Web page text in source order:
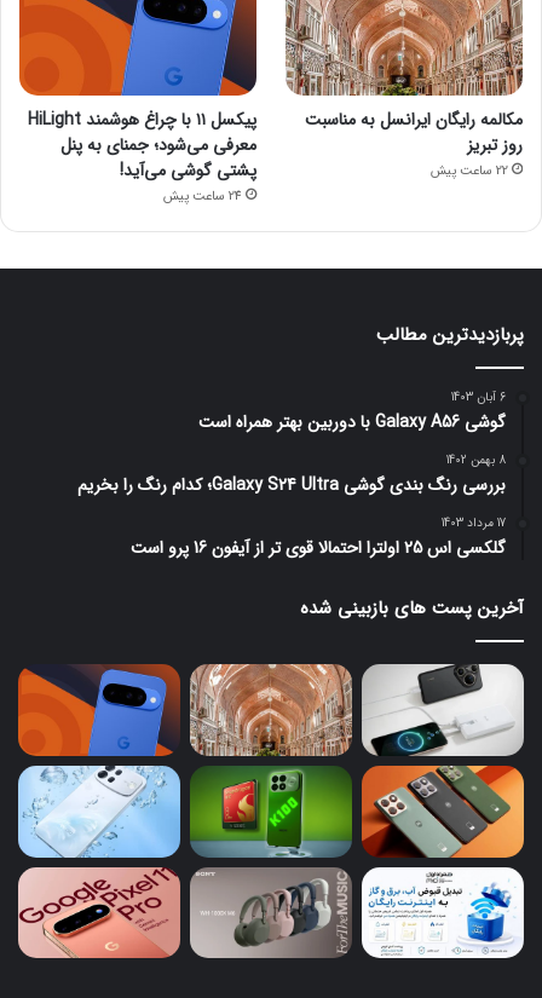
مکالمه رایگان ایرانسل به مناسبت
روز تبریز
22 ساعت پیش
پیکسل ۱۱ با چراغ هوشمند HiLight
معرفی می‌شود؛ جمنای به پنل
پشتی گوشی می‌آید!
24 ساعت پیش
پربازدیدترین مطالب
6 آبان 1403
گوشی Galaxy A56 با دوربین بهتر همراه است
8 بهمن 1402
بررسی رنگ بندی گوشی Galaxy S24 Ultra؛ کدام رنگ را بخریم
17 مرداد 1403
گلکسی اس 25 اولترا احتمالا قوی تر از آیفون 16 پرو است
آخرین پست های بازبینی شده